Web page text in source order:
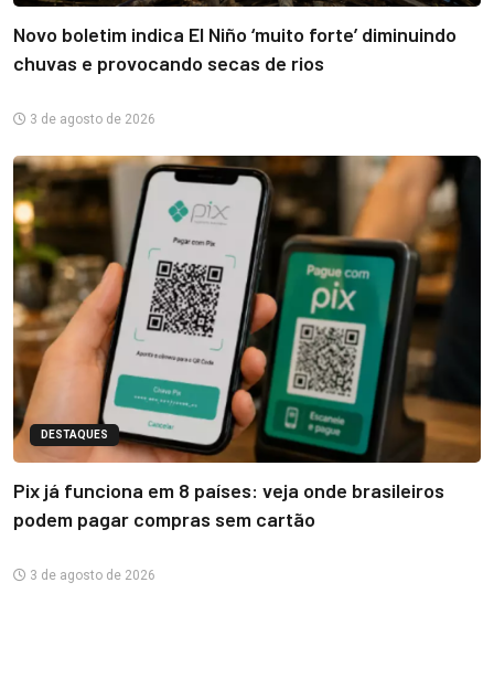
Novo boletim indica El Niño ‘muito forte’ diminuindo
chuvas e provocando secas de rios
3 de agosto de 2026
DESTAQUES
Pix já funciona em 8 países: veja onde brasileiros
podem pagar compras sem cartão
3 de agosto de 2026